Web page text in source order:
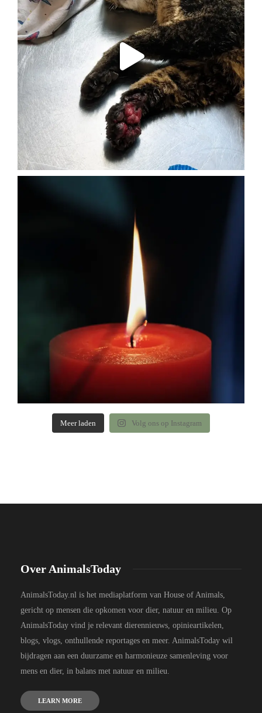
Meer laden Volg ons op Instagram
Over AnimalsToday
AnimalsToday.nl is het mediaplatform van House of Animals,
gericht op mensen die opkomen voor dier, natuur en milieu. Op
AnimalsToday vind je relevant dierennieuws, opinieartikelen,
blogs, vlogs, onthullende reportages en meer. AnimalsToday wil
bijdragen aan een duurzame en harmonieuze samenleving voor
mens en dier, in balans met natuur en milieu.
LEARN MORE